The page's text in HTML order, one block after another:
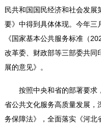
民共和国国民经济和社会发
要》中得到具体体现。今年三
《国家基本公共服务标准（
改革委、财政部等三部委共同
展的意见》。
按照中央和省的部署要求
省公共文化服务高质量发展，
务保障法》，全面落实《河北